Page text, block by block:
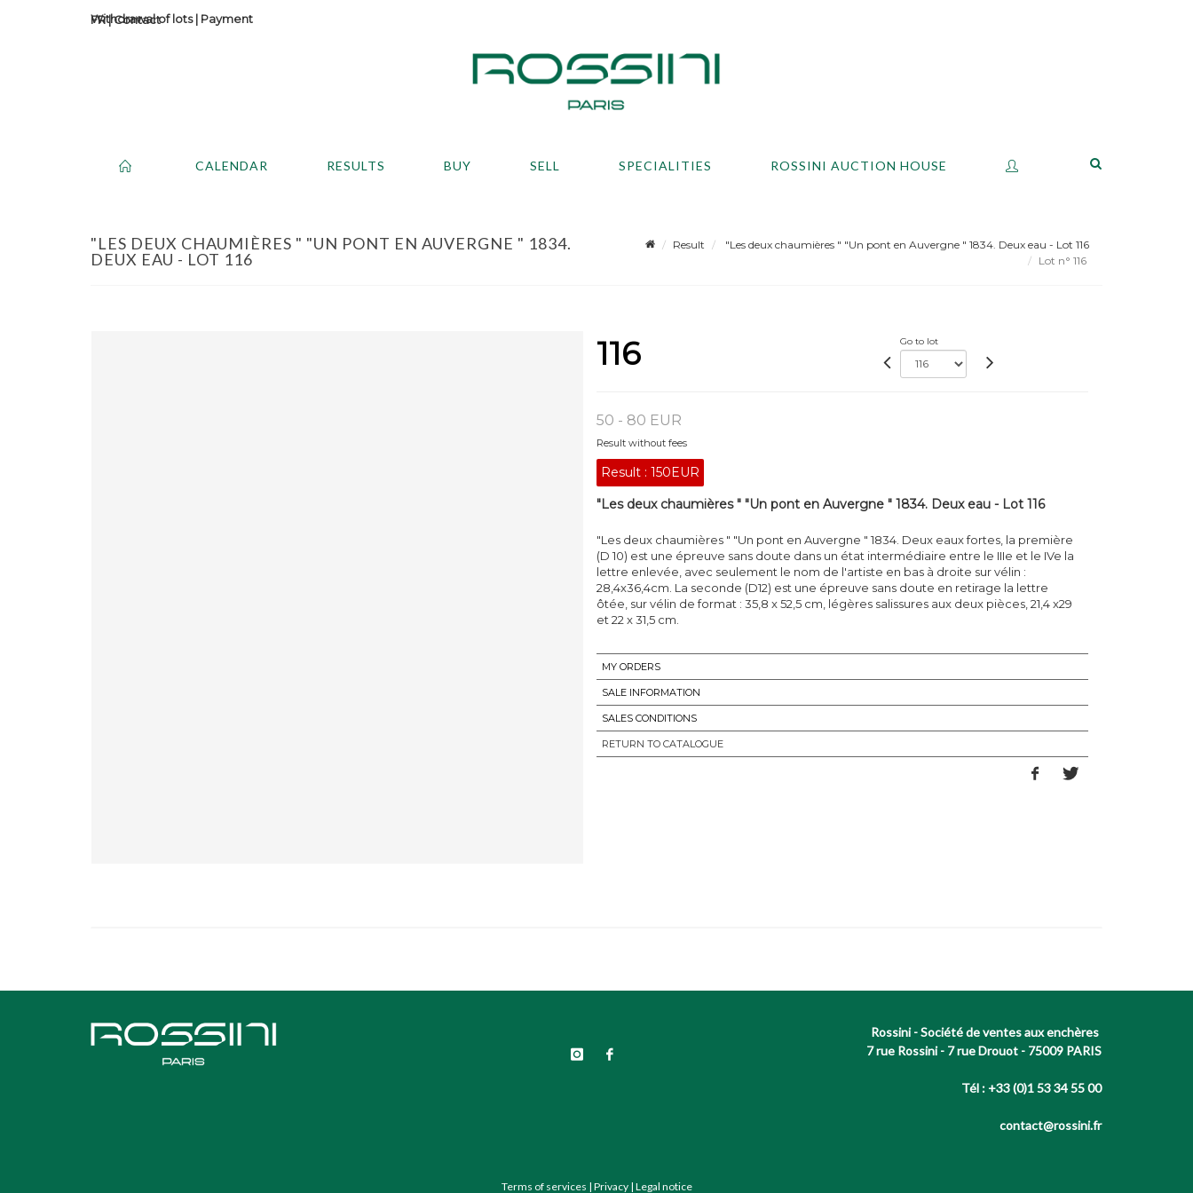
Contact
Withdrawal of lots| Payment
CALENDAR RESULTS BUY SELL SPECIALITIES ROSSINI AUCTION HOUSE
"LES DEUX CHAUMIÈRES " "UN PONT EN AUVERGNE " 1834.
DEUX EAU - LOT 116
Result
"Les deux chaumières " "Un pont en Auvergne " 1834. Deux eau - Lot 116
Lot n° 116
116 Go to lot
50 - 80 EUR
Result without fees
Result : 150EUR
"Les deux chaumières " "Un pont en Auvergne " 1834. Deux eau - Lot 116
"Les deux chaumières " "Un pont en Auvergne " 1834. Deux eaux fortes, la première
(D 10) est une épreuve sans doute dans un état intermédiaire entre le IIIe et le IVe la
lettre enlevée, avec seulement le nom de l'artiste en bas à droite sur vélin :
28,4x36,4cm. La seconde (D12) est une épreuve sans doute en retirage la lettre
ôtée, sur vélin de format : 35,8 x 52,5 cm, légères salissures aux deux pièces, 21,4 x29
et 22 x 31,5 cm.
MY ORDERS
SALE INFORMATION
SALES CONDITIONS
RETURN TO CATALOGUE
Rossini - Société de ventes aux enchères
7 rue Rossini - 7 rue Drouot - 75009 PARIS
Tél : +33 (0)1 53 34 55 00
contact@rossini.fr
Terms of services | Privacy| Legal notice